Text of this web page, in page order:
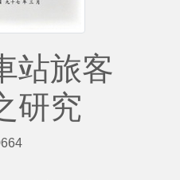
站旅客
研究